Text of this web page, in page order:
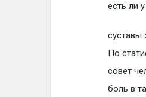
есть ли
суставы
По
совет
боль в